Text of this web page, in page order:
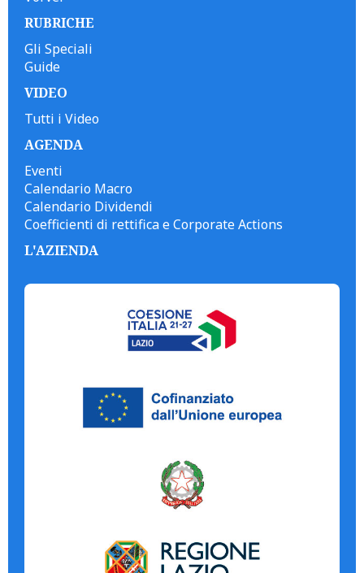
RUBRICHE
Gli Speciali
Guide
VIDEO
Tutti i Video
AGENDA
Eventi
Calendario Macro
Calendario Dividendi
Coefficienti di rettifica e Corporate Actions
L'AZIENDA